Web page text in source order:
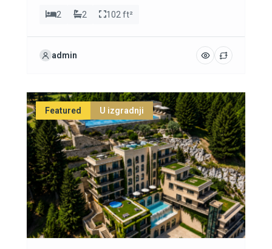
2 2 102 ft²
admin
Featured U izgradnji